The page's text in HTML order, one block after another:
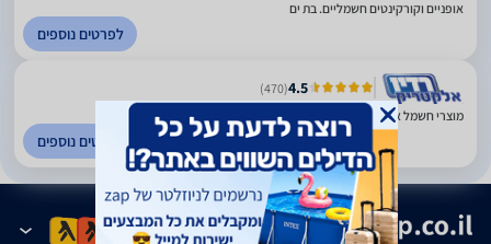
אופניים וקורקינטים חשמליים. בת ים
לפרטים נוספים
4.5
(470)
מוצרי חשמל אלקטרוניקה ותקשורת. פריסה ארצית
לפרטים נוספים